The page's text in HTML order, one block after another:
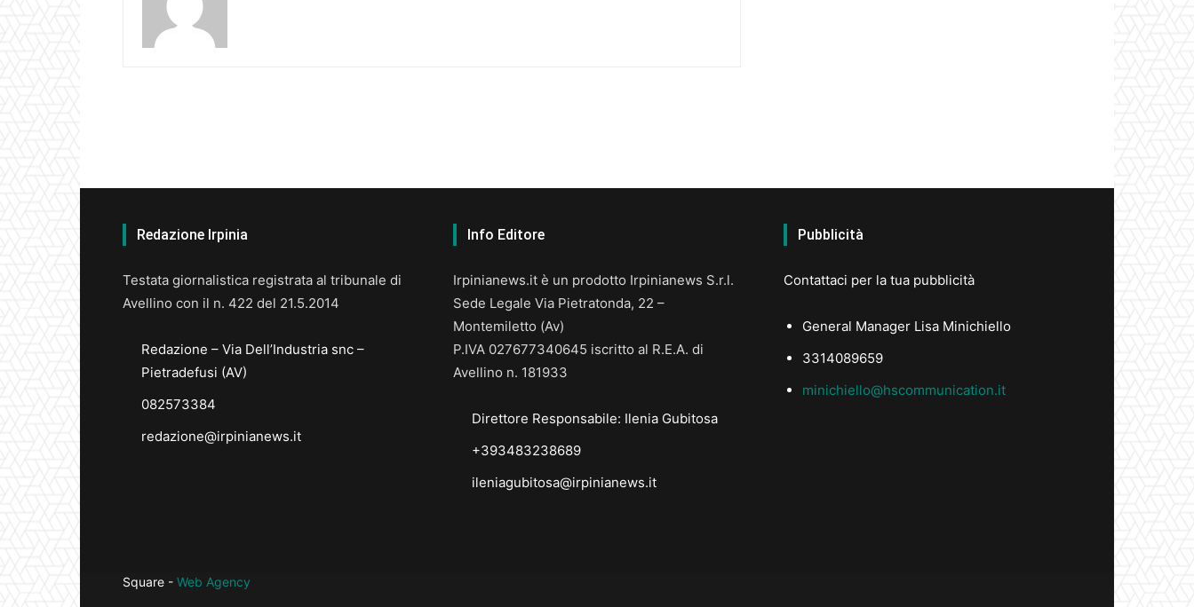
Redazione Irpinia
Testata giornalistica registrata al tribunale di
Avellino con il n. 422 del 21.5.2014
Redazione – Via Dell’Industria snc –
Pietradefusi (AV)
082573384
redazione@irpinianews.it
Info Editore
Irpinianews.it è un prodotto Irpinianews S.r.l.
Sede Legale Via Pietratonda, 22 –
Montemiletto (Av)
P.IVA 027677340645 iscritto al R.E.A. di
Avellino n. 181933
Direttore Responsabile: Ilenia Gubitosa
+393483238689
ileniagubitosa@irpinianews.it
Pubblicità
Contattaci per la tua pubblicità
General Manager Lisa Minichiello
3314089659
minichiello@hscommunication.it
Square - Web Agency